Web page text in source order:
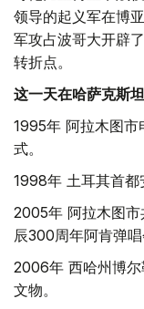
领导的起义军在博
军攻占波哥大开辟
转折点。
这一天在哈萨克斯
1995年 阿拉木图市
式。
1998年 土耳其首都
2005年 阿拉木图
辰300周年阿肯弹唱
2006年 西哈州博
文物。